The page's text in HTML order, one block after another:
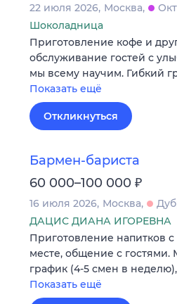
22 июля 2026 Москва
Шоколадница
Приготовление кофе и
обслуживание гостей с
мы всему научим. Гибкий
Показать ещё
Откликнуться
Бармен-бариста
60 000–100 000 ₽
16 июля 2026 Москва
ДАЦИС ДИАНА ИГОРЕВНА
Приготовление напитков
месте, общение с гостями.
график (4-5 смен в
Показать ещё